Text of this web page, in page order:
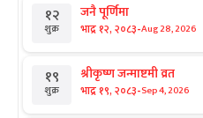
१२
शुक्र
जनै पूर्णिमा
भाद्र १२, २०८३-Aug 28, 2026
१९
शुक्र
श्रीकृष्ण जन्माष्टमी व्रत
भाद्र १९, २०८३-Sep 4, 2026